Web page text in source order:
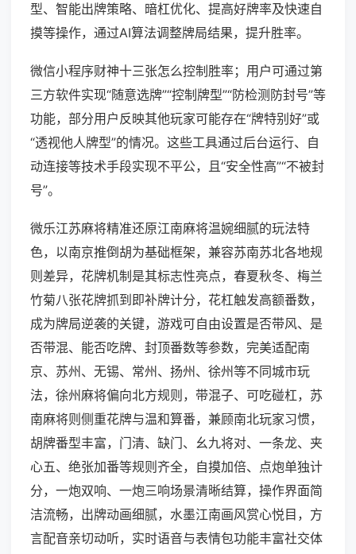
型、智能出牌策略、暗杠优化、提高好牌率及快速自
摸等操作，通过AI算法调整牌局结果，提升胜率。
微信小程序财神十三张怎么控制胜率；用户可通过第
三方软件实现“随意选牌”“控制牌型”“防检测防封号”等
功能，部分用户反映其他玩家可能存在“牌特别好”或
“透视他人牌型”的情况。这些工具通过后台运行、自
动连接等技术手段实现不平公，且“安全性高”“不被封
号”。
微乐江苏麻将精准还原江南麻将温婉细腻的玩法特
色，以南京推倒胡为基础框架，兼容苏南苏北各地规
则差异，花牌机制是其标志性亮点，春夏秋冬、梅兰
竹菊八张花牌抓到即补牌计分，花杠触发高额番数，
成为牌局逆袭的关键，游戏可自由设置是否带风、是
否带混、能否吃牌、封顶番数等参数，完美适配南
京、苏州、无锡、常州、扬州、徐州等不同城市玩
法，徐州麻将偏向北方规则，带混子、可吃碰杠，苏
南麻将则侧重花牌与温和算番，兼顾南北玩家习惯，
胡牌番型丰富，门清、缺门、幺九将对、一条龙、夹
心五、绝张加番等规则齐全，自摸加倍、点炮单独计
分，一炮双响、一炮三响场景清晰结算，操作界面简
洁流畅，出牌动画细腻，水墨江南画风赏心悦目，方
言配音亲切动听，实时语音与表情包功能丰富社交体